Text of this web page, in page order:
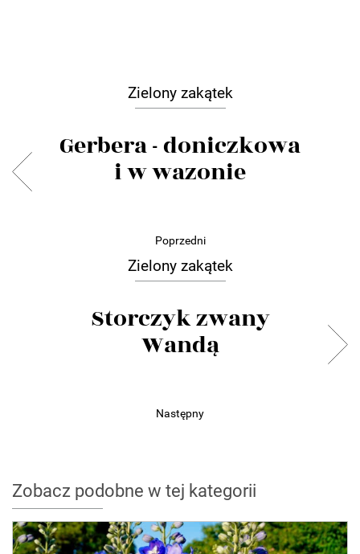
Zielony zakątek
Gerbera - doniczkowa
i w wazonie
Poprzedni
Zielony zakątek
Storczyk zwany
Wandą
Następny
Zobacz podobne w tej kategorii